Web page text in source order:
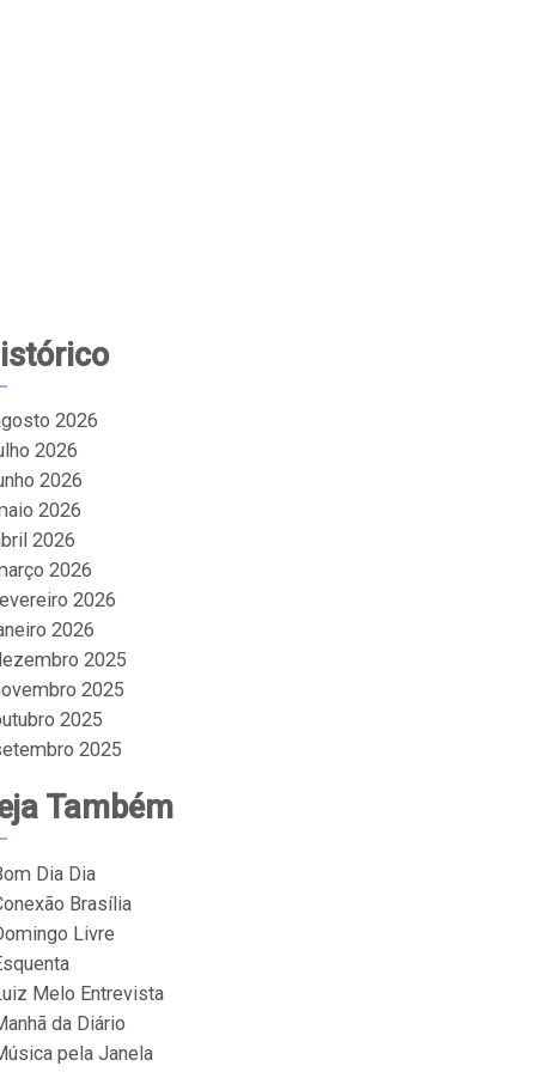
2026
2026
2026
2026
2026
2026
2026
2026
2025
2025
2025
2025
Também
Dia Dia
Brasília
Livre
Melo Entrevista
da Diário
pela Janela